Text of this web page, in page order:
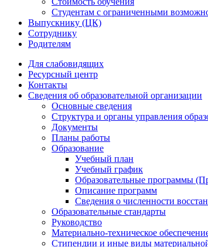
Студентам с ограниченными
Выпускнику (ЦК)
Сотруднику
Родителям
Для слабовидящих
Ресурсный центр
Контакты
Сведения об образовательной организации
Основные сведения
Структура и органы управления
Документы
Планы работы
Образование
Учебный план
Учебный график
Образовательные программы
Описание программ
Сведения о численности
Образовательные стандарты
Руководство
Материально-техническое
Стипендии и иные виды